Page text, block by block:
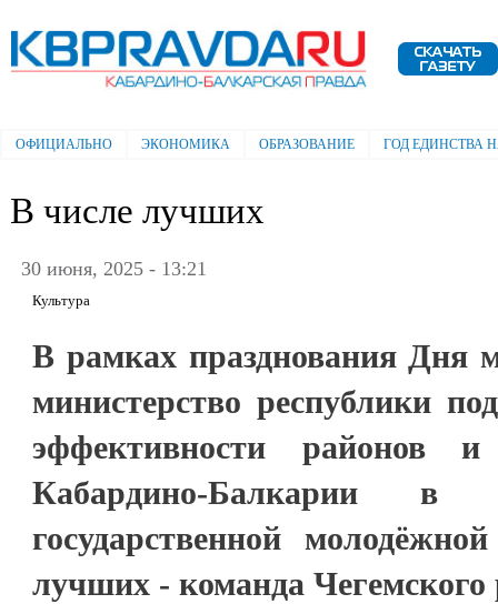
Электронная газета "Кабардино-
Балкарская правда"
Главное меню
ОФИЦИАЛЬНО ЭКОНОМИКА ОБРАЗОВАНИЕ ГОД ЕДИНСТВА
В числе лучших
30 июня, 2025 - 13:21
Культура
В рамках празднования Дня
министерство республики
эффективности районов и
Кабардино-Балкарии в
государственной
лучших - команда Чегемского